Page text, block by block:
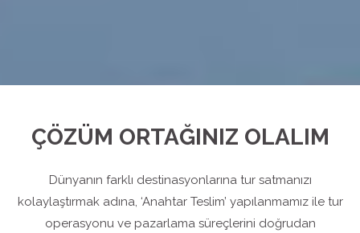
ÇÖZÜM ORTAĞINIZ OLALIM
Dünyanın farklı destinasyonlarına tur satmanızı
kolaylaştırmak adına, ‘Anahtar Teslim’ yapılanmamız ile tur
operasyonu ve pazarlama süreçlerini doğrudan